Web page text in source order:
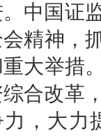
中国证
精神，
大举措
合改革
力，大力